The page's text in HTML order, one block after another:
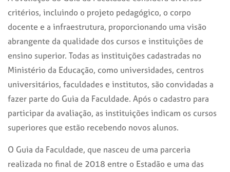
critérios, incluindo o projeto pedagógico, o corpo
docente e a infraestrutura, proporcionando uma visão
abrangente da qualidade dos cursos e instituições de
ensino superior. Todas as instituições cadastradas no
Ministério da Educação, como universidades, centros
universitários, faculdades e institutos, são convidadas a
fazer parte do Guia da Faculdade. Após o cadastro para
participar da avaliação, as instituições indicam os cursos
superiores que estão recebendo novos alunos.
O Guia da Faculdade, que nasceu de uma parceria
realizada no final de 2018 entre o Estadão e uma das